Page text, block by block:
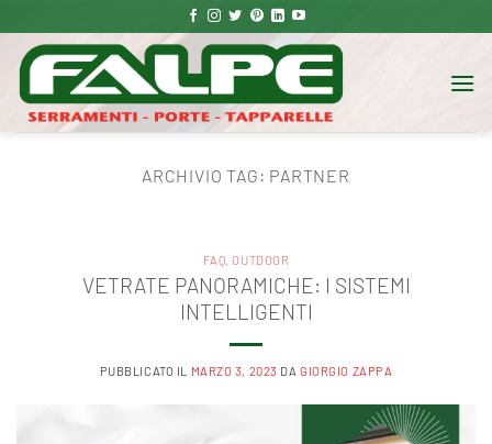
ai
contenuti
ARCHIVIO TAG: PARTNER
FAQ, OUTDOOR
VETRATE PANORAMICHE: I SISTEMI
INTELLIGENTI
PUBBLICATO IL MARZO 3, 2023 DAGIORGIO ZAPPA